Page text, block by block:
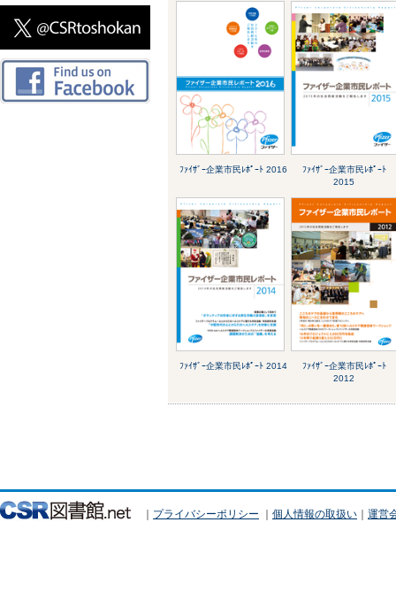
ﾌｧｲｻﾞｰ企業市民ﾚﾎﾟｰﾄ 2016
ﾌｧｲｻﾞｰ企業市民ﾚﾎﾟｰﾄ
2015
ﾌｧｲｻﾞｰ企業市民ﾚﾎﾟｰﾄ 2014
ﾌｧｲｻﾞｰ企業市民ﾚﾎﾟｰﾄ
2012
｜ プライバシーポリシー ｜ 個人情報の取扱い ｜ 運営